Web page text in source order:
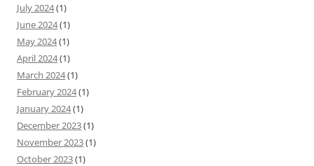
July 2024(1)
June 2024(1)
May 2024(1)
April 2024(1)
March 2024(1)
February 2024(1)
January 2024(1)
December 2023(1)
November 2023(1)
October 2023(1)